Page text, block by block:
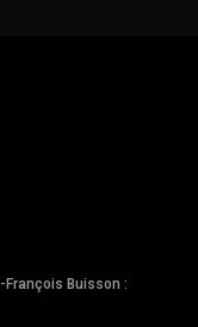
Buisson :